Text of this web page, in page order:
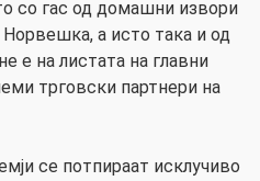
со гас од домашни извори
а исто така и од
е на листата на главни
трговски партнери на
се потпираат исклучиво